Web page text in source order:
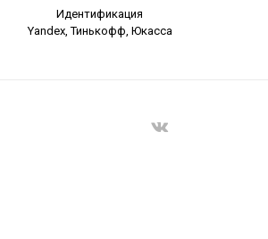
Идентификация
Yandex, Тинькофф, Юкасса